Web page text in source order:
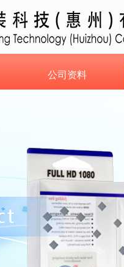
公司资料